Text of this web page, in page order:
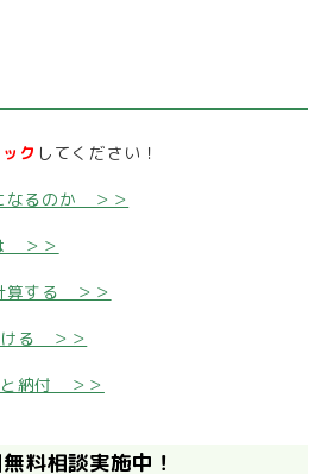
ク してください！
るのか ＞＞
＞＞
する ＞＞
る ＞＞
納付 ＞＞
料相談実施中！